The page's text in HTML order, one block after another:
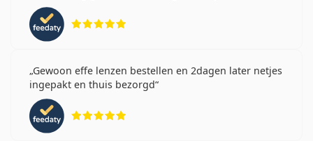
Gewoon effe lenzen bestellen en 2dagen later netjes
ingepakt en thuis bezorgd